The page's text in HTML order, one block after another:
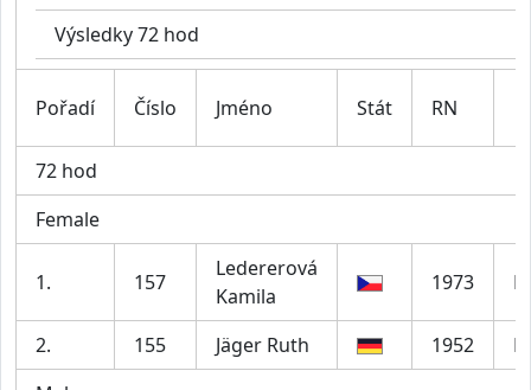
Výsledky 72 hod
Pořadí Číslo Jméno Stát RN
72 hod
Female
1. 157
Ledererová
Kamila
1973 F
2. 155 Jäger Ruth 1952
F